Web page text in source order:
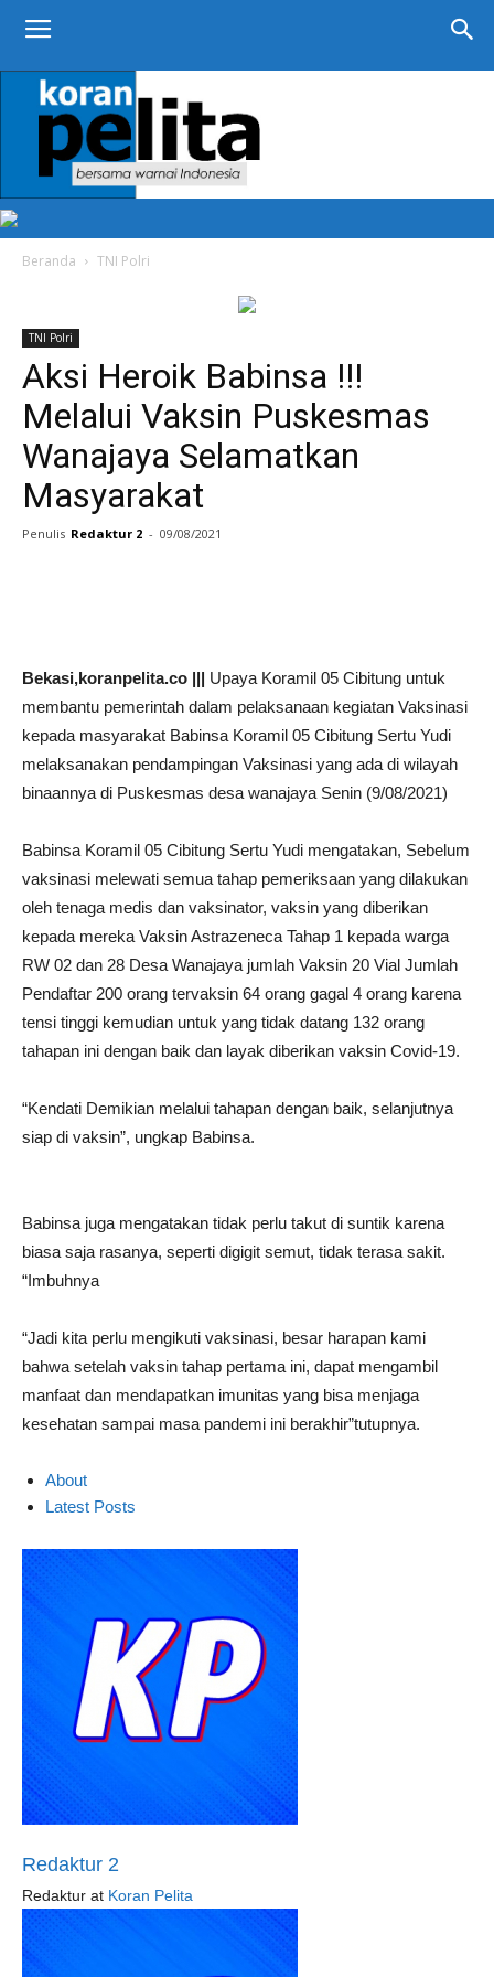
KORAN
PELITA
Beranda TNI Polri
TNI Polri
Aksi Heroik Babinsa !!!
Melalui Vaksin Puskesmas
Wanajaya Selamatkan
Masyarakat
Penulis Redaktur 2 - 09/08/2021
Bekasi,koranpelita.co ||| Upaya Koramil 05 Cibitung untuk
membantu pemerintah dalam pelaksanaan kegiatan Vaksinasi
kepada masyarakat Babinsa Koramil 05 Cibitung Sertu Yudi
melaksanakan pendampingan Vaksinasi yang ada di wilayah
binaannya di Puskesmas desa wanajaya Senin (9/08/2021)
Babinsa Koramil 05 Cibitung Sertu Yudi mengatakan, Sebelum
vaksinasi melewati semua tahap pemeriksaan yang dilakukan
oleh tenaga medis dan vaksinator, vaksin yang diberikan
kepada mereka Vaksin Astrazeneca Tahap 1 kepada warga
RW 02 dan 28 Desa Wanajaya jumlah Vaksin 20 Vial Jumlah
Pendaftar 200 orang tervaksin 64 orang gagal 4 orang karena
tensi tinggi kemudian untuk yang tidak datang 132 orang
tahapan ini dengan baik dan layak diberikan vaksin Covid-19.
“Kendati Demikian melalui tahapan dengan baik, selanjutnya
siap di vaksin”, ungkap Babinsa.
Babinsa juga mengatakan tidak perlu takut di suntik karena
biasa saja rasanya, seperti digigit semut, tidak terasa sakit.
“Imbuhnya
“Jadi kita perlu mengikuti vaksinasi, besar harapan kami
bahwa setelah vaksin tahap pertama ini, dapat mengambil
manfaat dan mendapatkan imunitas yang bisa menjaga
kesehatan sampai masa pandemi ini berakhir”tutupnya.
About
Latest Posts
Redaktur 2
Redaktur at Koran Pelita